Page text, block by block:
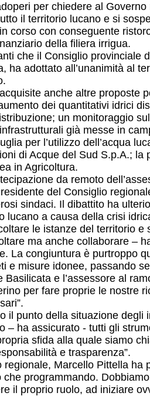
per chiedere al
il territorio lucano e si
corso con conseguente
della filiera irrigua.
che il Consiglio provinciale
ha adottato all’unanimità al
anche altre proposte
dei quantitativi idrici
un monitoraggio
già messe in
per l’utilizzo dell’acqua
di Acque del Sud S.p.A.;
in Agricoltura.
da remoto
del Consiglio
sindaci. Il dibattito ha
lucano a causa della crisi
le istanze del territorio e
ma anche collaborare –
La congiuntura è purtroppo
e misure idonee, passando
e l’assessore al
per fare proprie le nostre
il punto della situazione
– ha assicurato - tutti gli
sfida alla quale siamo
e trasparenza”.
Marcello Pittella ha
programmando.
il proprio ruolo, ad iniziare